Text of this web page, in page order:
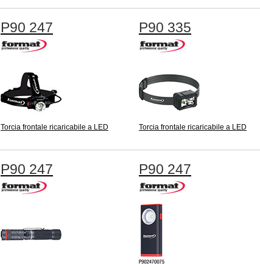
P90 247
Torcia frontale ricaricabile a LED
P90 335
Torcia frontale ricaricabile a LED
P90 247 P90 247